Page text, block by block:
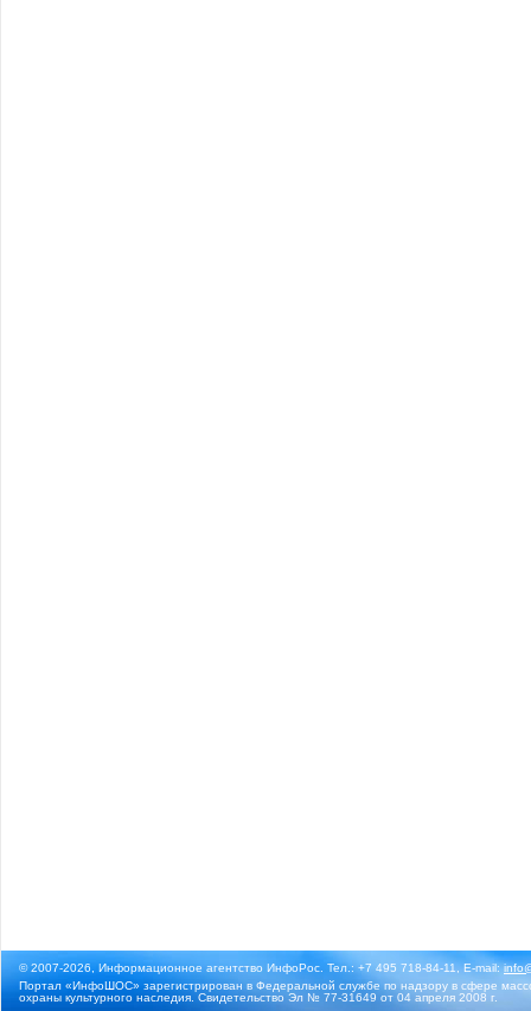
© 2007-2026, Информационное агентство ИнфоРос. Тел.: +7 495 718-84-11, E-mail:
Портал «ИнфоШОС» зарегистрирован в Федеральной службе по надзору в сфере
охраны культурного наследия. Свидетельство Эл № 77-31649 от 04 апреля 2008 г.